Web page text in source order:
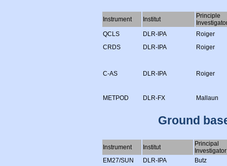
Instrument Institut
Principle
QCLS
DLR-IPA
Roiger
CRDS
DLR-IPA Roiger
C-AS DLR-IPA Roiger
METPOD DLR-FX Mallaun
Ground
Instrument Institut
Principal
Investigator
EM27/SUN
DLR-IPA Butz